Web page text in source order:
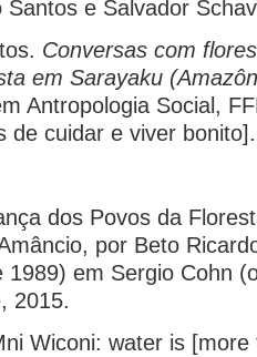
e Salvador
Conversas com
em Sarayaku
Antropologia Social,
de cuidar e viver bonito].
dos Povos da
por Beto
1989) em Sergio Cohn
2015.
Wiconi: water is [more